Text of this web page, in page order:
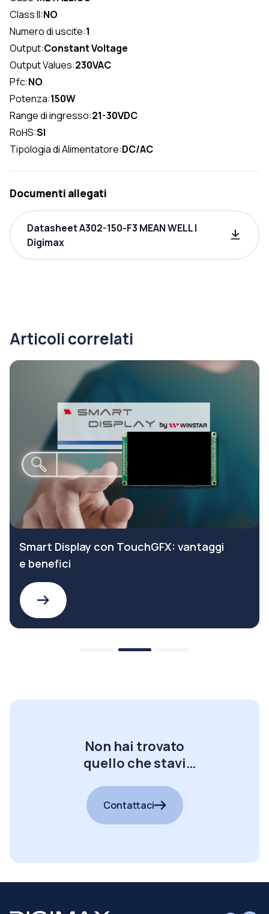
Class II:NO
Numero di uscite:1
Output:Constant Voltage
Output Values:230VAC
Pfc:NO
Potenza:150W
Range di ingresso:21-30VDC
RoHS:SI
Tipologia di Alimentatore:DC/AC
Documenti allegati
Datasheet A302-150-F3 MEAN WELL |
Digimax
Articoli correlati
Smart Display con TouchGFX: vantaggi
e benefici
Non hai trovato
quello che stavi
Contattaci